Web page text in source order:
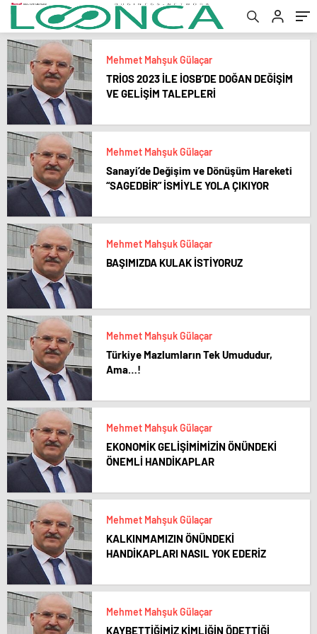
Mehmet Mahşuk Gülaçar
TRİOS 2023 İLE İOSB’DE DOĞAN DEĞİŞİM
VE GELİŞİM TALEPLERİ
Mehmet Mahşuk Gülaçar
Sanayi’de Değişim ve Dönüşüm Hareketi
“SAGEDBİR” İSMİYLE YOLA ÇIKIYOR
Mehmet Mahşuk Gülaçar
BAŞIMIZDA KULAK İSTİYORUZ
Mehmet Mahşuk Gülaçar
Türkiye Mazlumların Tek Umududur,
Ama…!
Mehmet Mahşuk Gülaçar
EKONOMİK GELİŞİMİMİZİN ÖNÜNDEKİ
ÖNEMLİ HANDİKAPLAR
Mehmet Mahşuk Gülaçar
KALKINMAMIZIN ÖNÜNDEKİ
HANDİKAPLARI NASIL YOK EDERİZ
Mehmet Mahşuk Gülaçar
KAYBETTİĞİMİZ KİMLİĞİN ÖDETTİĞİ